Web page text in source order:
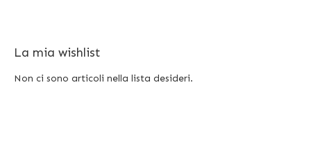
La mia wishlist
Non ci sono articoli nella lista desideri.